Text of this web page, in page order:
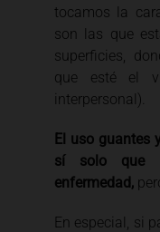
tocamos la
son las que
superficies,
que esté el
interpersonal).
El uso guantes
sí solo que
enfermedad,
En especial, si